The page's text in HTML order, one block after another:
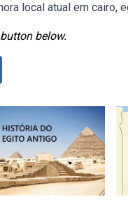
local atual em cairo,
below.